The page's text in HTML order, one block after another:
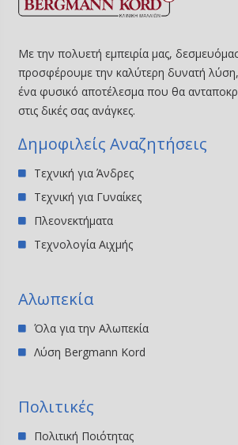
Με την πολυετή εμπειρία μας,
προσφέρουμε την καλύτερη δυνατή
ένα φυσικό αποτέλεσμα που θα
στις δικές σας ανάγκες.
∆ημοφιλείς Αναζητήσεις
Τεχνική για Άνδρες
Τεχνική για Γυναίκες
Πλεονεκτήματα
Τεχνολογία Αιχμής
Αλωπεκία
Όλα για την Αλωπεκία
Λύση Bergmann Kord
Πολιτικές
Πολιτική Ποιότητας